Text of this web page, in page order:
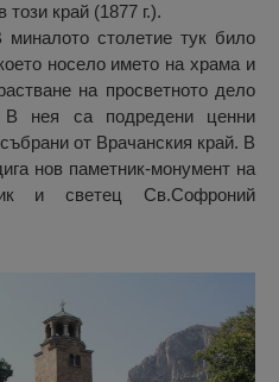
край (1877 г.).
столетие тук било
носело името на храма и
на просветното дело
нея са подредени ценни
от Врачанския край. В
нов паметник-монумент на
и светец Св.Софроний